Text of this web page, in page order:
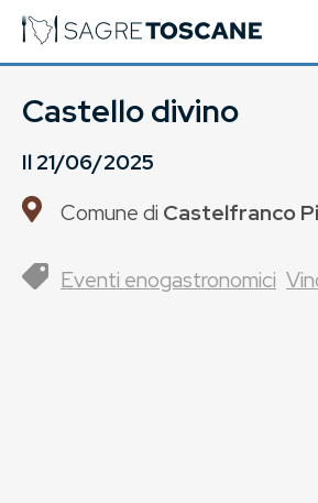
Castello divino
Il21/06/2025
Comune di Castelfranco
Eventi enogastronomici